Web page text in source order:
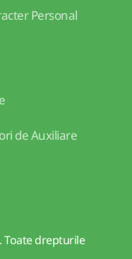
Personal
de Auxiliare
. Toate drepturile